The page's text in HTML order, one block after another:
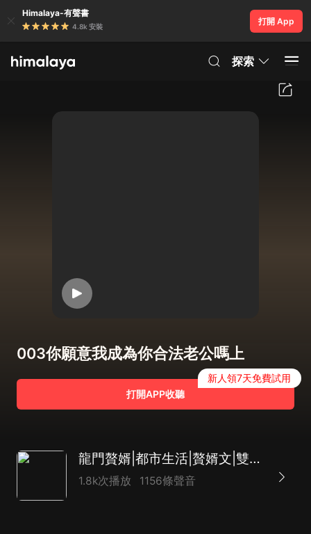
Himalaya-有聲書
4.8k 安裝
打開 App
探索
003你願意我成為你合法老公嗎上
打開APP收聽
新人領7天免費試用
龍門贅婿|都市生活|贅婿文|雙12|玄幻|寵妻|AI多播
1.8k次播放 1156條聲音